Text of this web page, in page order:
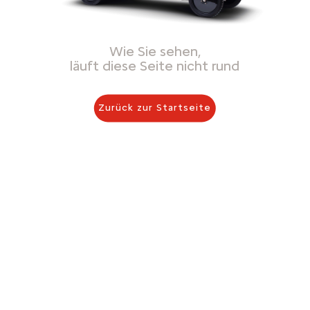
Wie Sie sehen,
läuft diese Seite nicht rund
Zurück zur Startseite